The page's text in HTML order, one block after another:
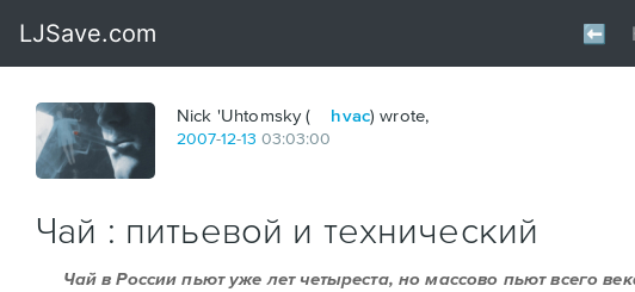
Nick 'Uhtomsky ( hvac) wrote,
2007-12-13 03:03:00
Чай : питьевой и технический
Чай в России пьют уже лет четыреста, но массово пьют всего